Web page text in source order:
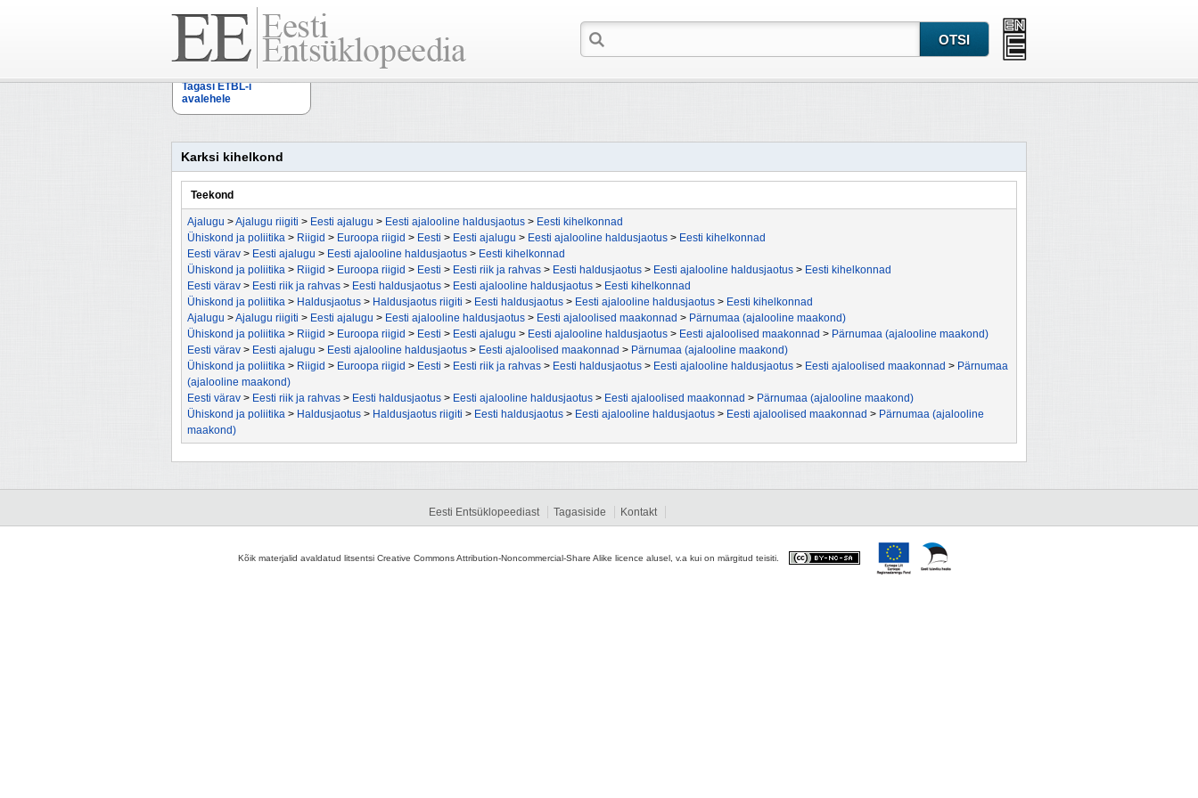
Tagasi ETBL-i
avalehele
Karksi kihelkond
Teekond
Ajalugu >Ajalugu riigiti > Eesti ajalugu > Eesti ajalooline haldusjaotus > Eesti kihelkonnad
Ühiskond ja poliitika > Riigid > Euroopa riigid > Eesti > Eesti ajalugu > Eesti ajalooline haldusjaotus > Eesti kihelkonnad
Eesti värav > Eesti ajalugu > Eesti ajalooline haldusjaotus > Eesti kihelkonnad
Ühiskond ja poliitika > Riigid > Euroopa riigid > Eesti > Eesti riik ja rahvas > Eesti haldusjaotus > Eesti ajalooline haldusjaotus > Eesti kihelkonnad
Eesti värav > Eesti riik ja rahvas > Eesti haldusjaotus > Eesti ajalooline haldusjaotus > Eesti kihelkonnad
Ühiskond ja poliitika > Haldusjaotus > Haldusjaotus riigiti > Eesti haldusjaotus > Eesti ajalooline haldusjaotus > Eesti kihelkonnad
Ajalugu >Ajalugu riigiti > Eesti ajalugu > Eesti ajalooline haldusjaotus > Eesti ajaloolised maakonnad > Pärnumaa (ajalooline maakond)
Ühiskond ja poliitika > Riigid > Euroopa riigid > Eesti > Eesti ajalugu > Eesti ajalooline haldusjaotus > Eesti ajaloolised maakonnad > Pärnumaa (ajalooline maakond)
Eesti värav > Eesti ajalugu > Eesti ajalooline haldusjaotus > Eesti ajaloolised maakonnad > Pärnumaa (ajalooline maakond)
Ühiskond ja poliitika > Riigid > Euroopa riigid > Eesti > Eesti riik ja rahvas > Eesti haldusjaotus > Eesti ajalooline haldusjaotus > Eesti ajaloolised maakonnad > Pärnumaa
(ajalooline maakond)
Eesti värav > Eesti riik ja rahvas > Eesti haldusjaotus > Eesti ajalooline haldusjaotus > Eesti ajaloolised maakonnad > Pärnumaa (ajalooline maakond)
Ühiskond ja poliitika > Haldusjaotus > Haldusjaotus riigiti > Eesti haldusjaotus > Eesti ajalooline haldusjaotus > Eesti ajaloolised maakonnad > Pärnumaa (ajalooline
maakond)
Eesti Entsüklopeediast Tagasiside Kontakt
Kõik materjalid avaldatud litsentsi Creative Commons Attribution-Noncommercial-Share Alike licence alusel, v.a kui on märgitud teisiti.